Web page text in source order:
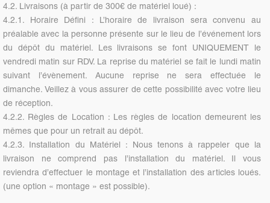
4.2. Livraisons (à partir de 300€ de matériel loué) :
4.2.1. Horaire Défini : L’horaire de livraison sera convenu au
préalable avec la personne présente sur le lieu de l’événement lors
du dépôt du matériel. Les livraisons se font UNIQUEMENT le
vendredi matin sur RDV. La reprise du matériel se fait le lundi matin
suivant l’évènement. Aucune reprise ne sera effectuée le
dimanche. Veillez à vous assurer de cette possibilité avec votre lieu
de réception.
4.2.2. Règles de Location : Les règles de location demeurent les
mêmes que pour un retrait au dépôt.
4.2.3. Installation du Matériel : Nous tenons à rappeler que la
livraison ne comprend pas l’installation du matériel. Il vous
reviendra d’effectuer le montage et l’installation des articles loués.
(une option « montage » est possible).